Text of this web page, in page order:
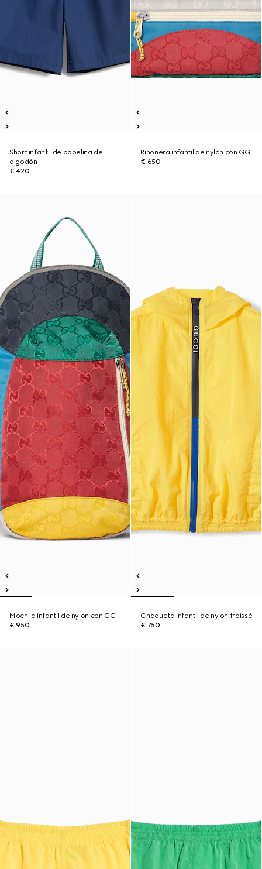
Short infantil de popelina de
algodón
€ 420
Riñonera infantil de nylon con GG
€ 650
Mochila infantil de nylon con GG
€ 950
Chaqueta infantil de nylon froissé
€ 750